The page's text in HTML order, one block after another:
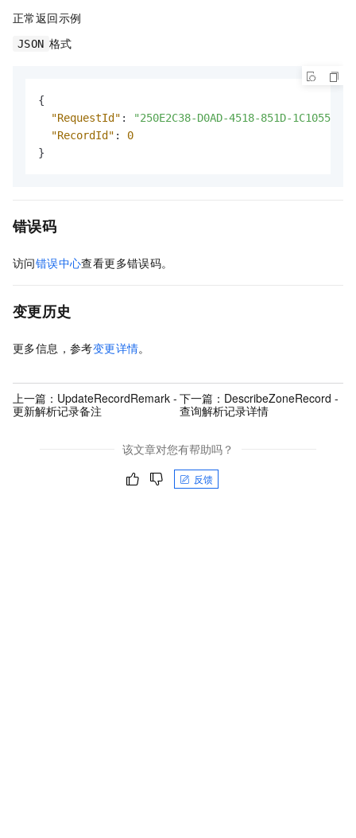
正常返回示例
JSON 格式
{
"RequestId" :
"250E2C38-D0AD-4518-851D-
"RecordId" :
0
}
错误码
访问错误中心查看更多错误码。
变更历史
更多信息，参考变更详情。
上一篇： UpdateRecordRemark -
更新解析记录备注
下一篇： DescribeZoneRecord -
查询解析记录详情
该文章对您有帮助吗？
反馈